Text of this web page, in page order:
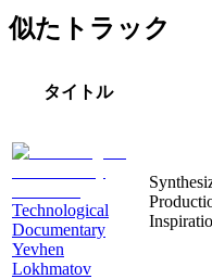
似たトラック
タイトル
Technological
Documentary
Yevhen
Lokhmatov